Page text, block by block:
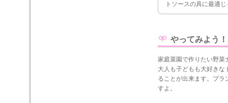
トソースの具に最適
やってみよう
家庭菜園で作りたい野菜
大人も子どもも大好きな
ることが出来ます。プラ
すよ。